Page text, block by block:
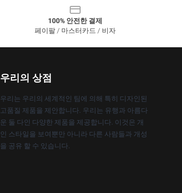
100% 안전한 결제
페이팔 / 마스터카드 / 비자
우리의 상점
우리는 우리의 세계적인 팀에 의해 특히 디자인된
고품질 제품을 제안합니다. 우리는 유행과 아름다
운 둘 다인 다양한 제품을 제공합니다. 이것은 개
인 스타일을 보여뿐만 아니라 다른 사람들과 개성
을 공유 할 수 있습니다.